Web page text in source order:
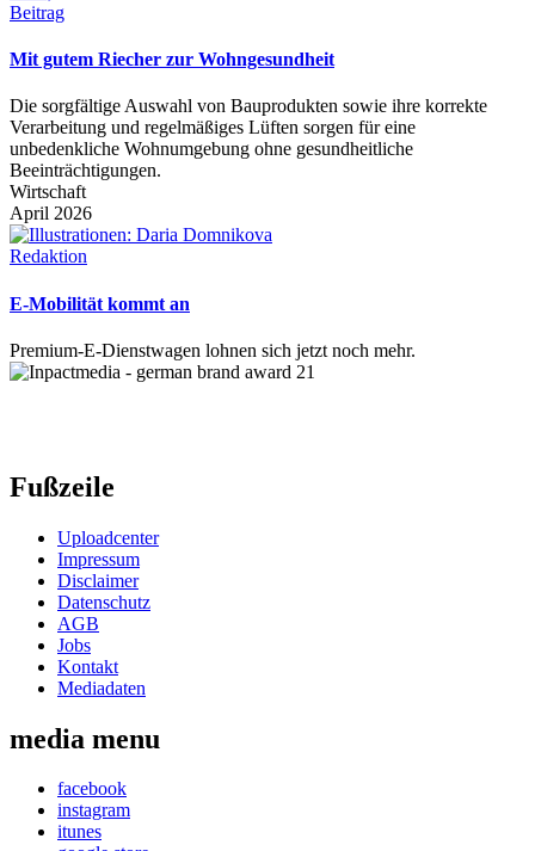
Beitrag
Mit gutem Riecher zur Wohngesundheit
Die sorgfältige Auswahl von Bauprodukten sowie ihre korrekte
Verarbeitung und regelmäßiges Lüften sorgen für eine
unbedenkliche Wohnumgebung ohne gesundheitliche
Beeinträchtigungen.
Wirtschaft
April 2026
Redaktion
E-Mobilität kommt an
Premium-E-Dienstwagen lohnen sich jetzt noch mehr.
Fußzeile
Uploadcenter
Impressum
Disclaimer
Datenschutz
AGB
Jobs
Kontakt
Mediadaten
media menu
facebook
instagram
itunes